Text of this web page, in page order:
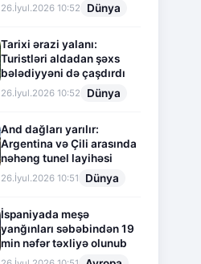
26.İyul.2026 10:52 Dünya
Tarixi ərazi yalanı:
Turistləri aldadan şəxs
bələdiyyəni də çaşdırdı
26.İyul.2026 10:52 Dünya
And dağları yarılır:
Argentina və Çili arasında
nəhəng tunel layihəsi
26.İyul.2026 10:51 Dünya
İspaniyada meşə
yanğınları səbəbindən 19
min nəfər təxliyə olunub